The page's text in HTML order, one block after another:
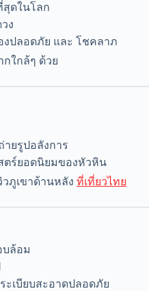
ดในโลก
ง
งปลอดภัย และ โชคลาภ
กใกล้ๆ ด้วย
ายรูปอลังการ
ตร์ยอดนิยมของหัวหิน
วภูเขาด้านหลัง ที่เที่ยวไทย
บล้อม
ะเบียบสะอาดปลอดภัย